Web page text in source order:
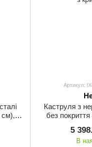
см),
Артикул:
Каструля з
без
5
В